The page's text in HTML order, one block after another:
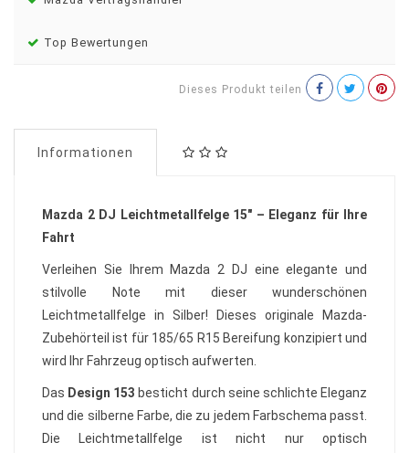
Top Bewertungen
Dieses Produkt teilen
Informationen
Mazda 2 DJ Leichtmetallfelge 15" – Eleganz für Ihre
Fahrt
Verleihen Sie Ihrem Mazda 2 DJ eine elegante und
stilvolle Note mit dieser wunderschönen
Leichtmetallfelge in Silber! Dieses originale Mazda-
Zubehörteil ist für 185/65 R15 Bereifung konzipiert und
wird Ihr Fahrzeug optisch aufwerten.
Das Design 153 besticht durch seine schlichte Eleganz
und die silberne Farbe, die zu jedem Farbschema passt.
Die Leichtmetallfelge ist nicht nur optisch